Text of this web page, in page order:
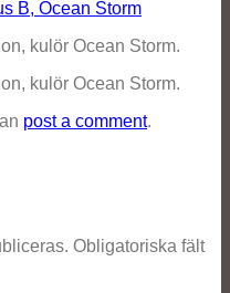
kulör Ocean Storm.
kulör Ocean Storm.
post a comment.
Obligatoriska fält